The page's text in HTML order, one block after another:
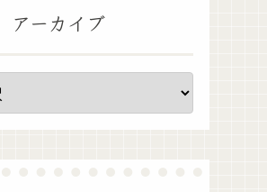
アーカイブ